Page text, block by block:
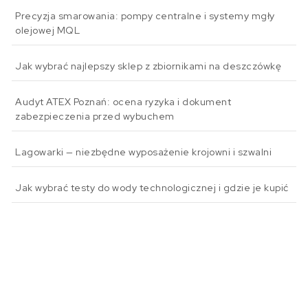
Precyzja smarowania: pompy centralne i systemy mgły
olejowej MQL
Jak wybrać najlepszy sklep z zbiornikami na deszczówkę
Audyt ATEX Poznań: ocena ryzyka i dokument
zabezpieczenia przed wybuchem
Lagowarki — niezbędne wyposażenie krojowni i szwalni
Jak wybrać testy do wody technologicznej i gdzie je kupić